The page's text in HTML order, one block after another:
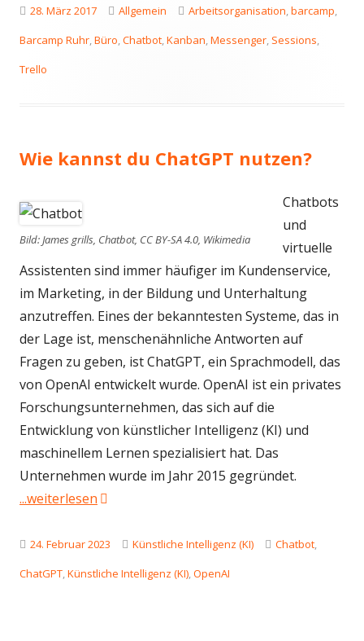
Veröffentlicht
am
28. März 2017 Kategorien
Allgemein Schlagwörter
Arbeitsorganisation,barcamp,
Barcamp Ruhr,Büro,Chatbot,Kanban,Messenger, Sessions,
Trello
Wie kannst du ChatGPT nutzen?
Bild: James grills, Chatbot, CC BY-SA 4.0, Wikimedia
Chatbots
und
virtuelle
Assistenten sind immer häufiger im Kundenservice,
im Marketing, in der Bildung und Unterhaltung
anzutreffen. Eines der bekanntesten Systeme, das in
der Lage ist, menschenähnliche Antworten auf
Fragen zu geben, ist ChatGPT, ein Sprachmodell, das
von OpenAI entwickelt wurde. OpenAI ist ein privates
Forschungsunternehmen, das sich auf die
Entwicklung von künstlicher Intelligenz (KI) und
maschinellem Lernen spezialisiert hat. Das
Unternehmen wurde im Jahr 2015 gegründet.
...weiterlesen "Wie kannst du ChatGPT nutzen?"
Veröffentlicht
am
24. Februar 2023 Kategorien
Künstliche Intelligenz (KI) Schlagwörter
Chatbot,
ChatGPT,Künstliche Intelligenz (KI),OpenAI